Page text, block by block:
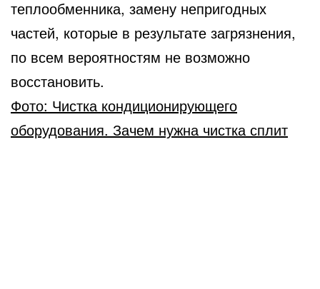
теплообменника, замену непригодных
частей, которые в результате загрязнения,
по всем вероятностям не возможно
восстановить.
Фото: Чистка кондиционирующего
оборудования. Зачем нужна чистка сплит